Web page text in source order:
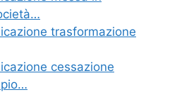
trasformazione
cessazione